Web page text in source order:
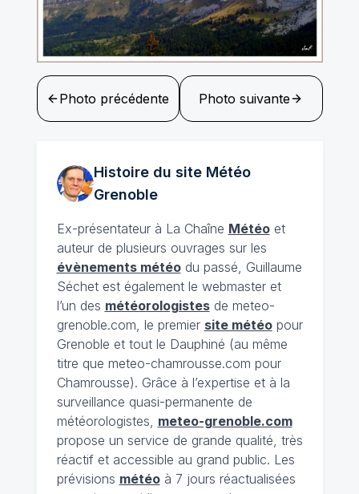
Photo précédente Photo suivante
Histoire du site Météo
Grenoble
Ex-présentateur à La Chaîne Météoet
auteur de plusieurs ouvrages sur les
évènements météodu passé, Guillaume
Séchet est également le webmaster et
l’un des météorologistesde meteo-
grenoble.com, le premier site météopour
Grenoble et tout le Dauphiné (au même
titre que meteo-chamrousse.com pour
Chamrousse). Grâce à l’expertise et à la
surveillance quasi-permanente de
météorologistes, meteo-grenoble.com
propose un service de grande qualité, très
réactif et accessible au grand public. Les
prévisions météoà 7 jours réactualisées